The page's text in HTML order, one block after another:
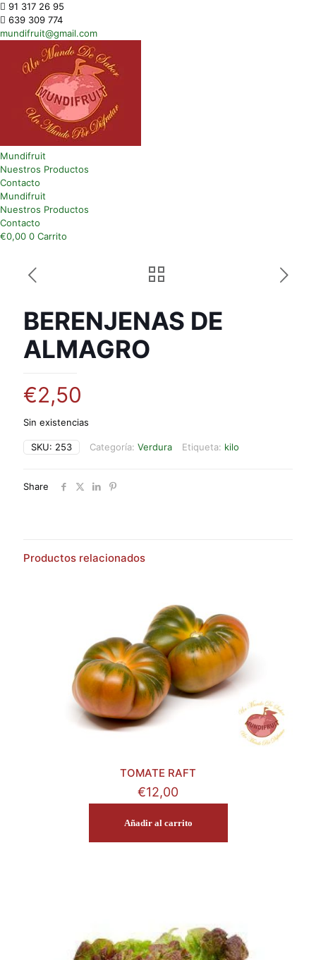
91 317 26 95
639 309 774
mundifruit@gmail.com
Mundifruit
Nuestros Productos
Contacto
Mundifruit
Nuestros Productos
Contacto
€0,00 0 Carrito
BERENJENAS DE
ALMAGRO
€2,50
Sin existencias
SKU: 253 Categoría: Verdura Etiqueta: kilo
Share
Productos relacionados
TOMATE RAFT
€12,00
Añadir al carrito